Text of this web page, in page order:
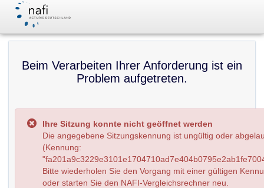
Beim Verarbeiten Ihrer Anforderung ist ein
Problem aufgetreten.
Ihre Sitzung konnte nicht geöffnet werden
Die angegebene Sitzungskennung ist ungültig oder
(Kennung:
Bitte wiederholen Sie den Vorgang mit einer gültigen
oder starten Sie den NAFI-Vergleichsrechner neu.